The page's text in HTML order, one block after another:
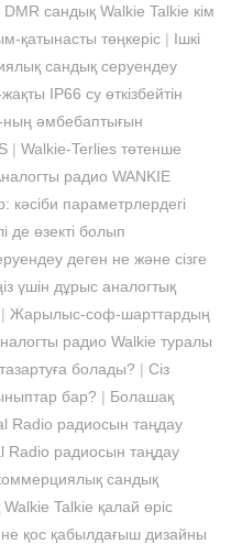
DMR сандық Walkie Talkie кім
қатынасты төңкеріс | Ішкі
сандық серуендеу
IP66 су өткізбейтін
ның әмбебаптығын
| Walkie-Terlies төтенше
радио WANKIE
кәсіби параметрлердегі
де өзекті болып
деген не және сізге
үшін дұрыс аналогтық
| Жарылыс-соф-шарттардың
радио Walkie туралы
болады? | Сіз
бар? | Болашақ
Radio радиосын таңдау
Radio радиосын таңдау
сандық
Walkie Talkie қалай өріс
қос қабылдағыш дизайны